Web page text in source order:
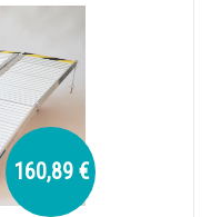
160,89 €